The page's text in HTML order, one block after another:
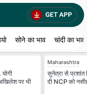
सोने का भाव चांदी का भाव
पर भी
Maharashtra
सुनेत्रा से प्रशांत
दी NCP को